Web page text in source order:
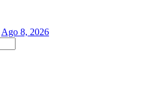
Ago 8, 2026